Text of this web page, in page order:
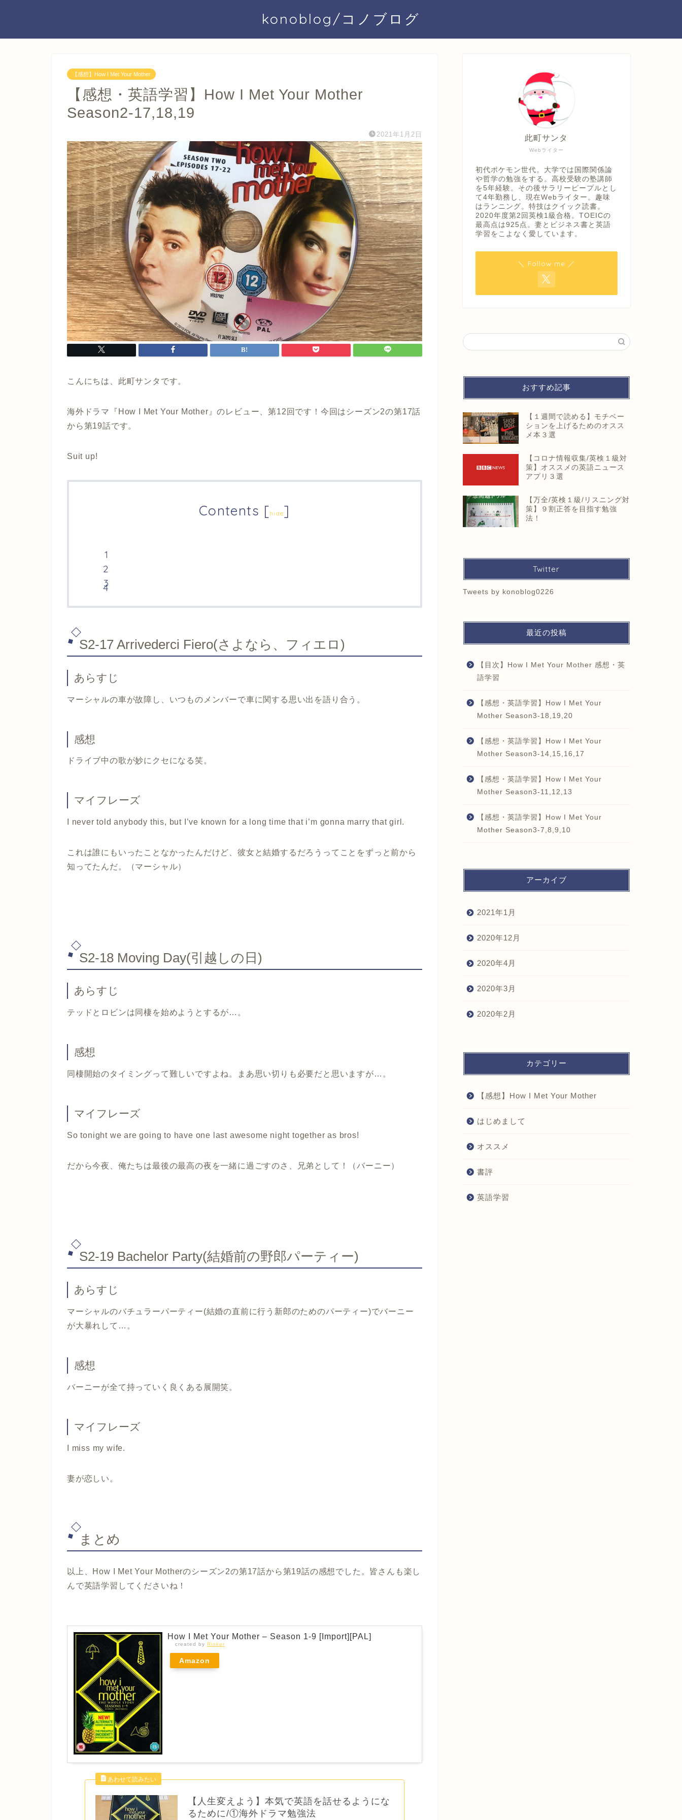
konoblog/コノブログ
【感想】How I Met Your Mother
【感想・英語学習】How I Met Your Mother
Season2-17,18,19
2021年1月2日
こんにちは、此町サンタです。
海外ドラマ『How I Met Your Mother』のレビュー、第12回です！今回はシーズン2の第17話
から第19話です。
Suit up!
Contents [hide]
S2-17 Arrivederci Fiero(さよなら、フィエロ)
あらすじ
マーシャルの車が故障し、いつものメンバーで車に関する思い出を語り合う。
感想
ドライブ中の歌が妙にクセになる笑。
マイフレーズ
I never told anybody this, but I’ve known for a long time that i’m gonna marry that girl.
これは誰にもいったことなかったんだけど、彼女と結婚するだろうってことをずっと前から
知ってたんだ。（マーシャル）
S2-18 Moving Day(引越しの日)
あらすじ
テッドとロビンは同棲を始めようとするが…。
感想
同棲開始のタイミングって難しいですよね。まあ思い切りも必要だと思いますが…。
マイフレーズ
So tonight we are going to have one last awesome night together as bros!
だから今夜、俺たちは最後の最高の夜を一緒に過ごすのさ、兄弟として！（バーニー）
S2-19 Bachelor Party(結婚前の野郎パーティー)
あらすじ
マーシャルのバチュラーパーティー(結婚の直前に行う新郎のためのパーティー)でバーニー
が大暴れして…。
感想
バーニーが全て持っていく良くある展開笑。
マイフレーズ
I miss my wife.
妻が恋しい。
まとめ
以上、How I Met Your Motherのシーズン2の第17話から第19話の感想でした。皆さんも楽し
んで英語学習してくださいね！
How I Met Your Mother – Season 1-9 [Import][PAL]
created by Rinker
Amazon
【人生変えよう】本気で英語を話せるようにな
るために/①海外ドラマ勉強法
Webライター
此町サンタ
初代ポケモン世代。大学では国際関係論
や哲学の勉強をする。高校受験の塾講師
を5年経験。その後サラリーピープルとし
て4年勤務し、現在Webライター。趣味
はランニング。特技はクイック読書。
2020年度第2回英検1級合格。TOEICの
最高点は925点。妻とビジネス書と英語
学習をこよなく愛しています。
＼ Follow me ／
おすすめ記事
【１週間で読める】モチベー
ションを上げるためのオスス
メ本３選
【コロナ情報収集/英検１級対
策】オススメの英語ニュース
アプリ３選
【万全/英検１級/リスニング対
策】９割正答を目指す勉強
法！
Twitter
Tweets by konoblog0226
最近の投稿
【目次】How I Met Your Mother 感想・英
語学習
【感想・英語学習】How I Met Your
Mother Season3-18,19,20
【感想・英語学習】How I Met Your
Mother Season3-14,15,16,17
【感想・英語学習】How I Met Your
Mother Season3-11,12,13
【感想・英語学習】How I Met Your
Mother Season3-7,8,9,10
アーカイブ
2021年1月
2020年12月
2020年4月
2020年3月
2020年2月
カテゴリー
【感想】How I Met Your Mother
はじめまして
オススメ
書評
英語学習